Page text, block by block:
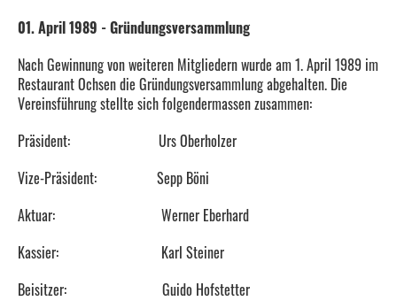
01. April 1989 - Gründungsversammlung
Nach Gewinnung von weiteren Mitgliedern wurde am 1. April 1989 im
Restaurant Ochsen die Gründungsversammlung abgehalten. Die
Vereinsführung stellte sich folgendermassen zusammen:
Präsident: Urs Oberholzer
Vize-Präsident: Sepp Böni
Aktuar: Werner Eberhard
Kassier: Karl Steiner
Beisitzer: Guido Hofstetter